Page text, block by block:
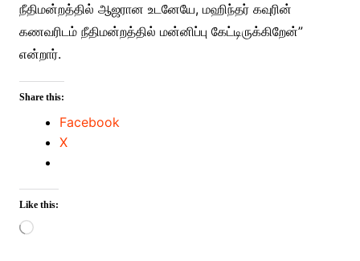
நீதிமன்றத்தில் ஆஜரான உடனேயே, மஹிந்தர் கவுரின்
கணவரிடம் நீதிமன்றத்தில் மன்னிப்பு கேட்டிருக்கிறேன்”
என்றார்.
Share this:
Facebook
X
Like this:
Loading…